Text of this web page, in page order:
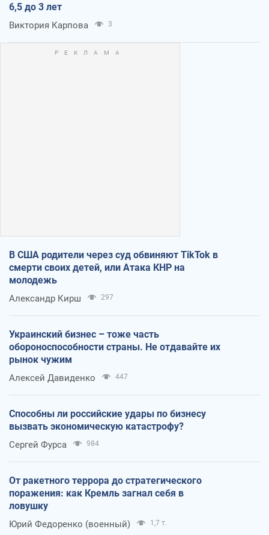
6,5 до 3 лет
Виктория Карпова 3
В США родители через суд обвиняют TikTok в
смерти своих детей, или Атака КНР на
молодежь
Александр Кирш 297
Украинский бизнес – тоже часть
обороноспособности страны. Не отдавайте их
рынок чужим
Алексей Давиденко 447
Способны ли российские удары по бизнесу
вызвать экономическую катастрофу?
Сергей Фурса 984
От ракетного террора до стратегического
поражения: как Кремль загнал себя в
ловушку
Юрий Федоренко (военный) 1,7 т.